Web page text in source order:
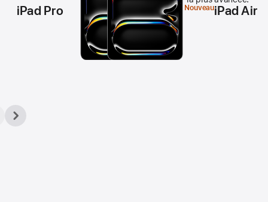
iPad Pro
iPad Pro NouveauiPad Air
iPad Air